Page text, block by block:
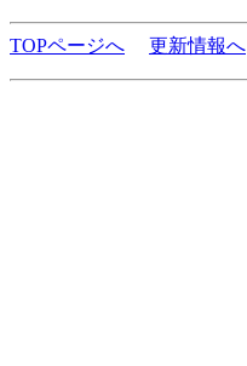
TOPページへ 更新情報へ